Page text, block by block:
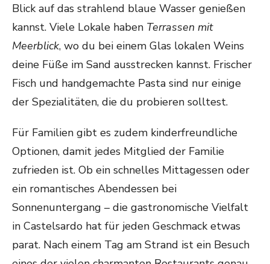
Blick auf das strahlend blaue Wasser genießen
kannst. Viele Lokale haben Terrassen mit
Meerblick, wo du bei einem Glas lokalen Weins
deine Füße im Sand ausstrecken kannst. Frischer
Fisch und handgemachte Pasta sind nur einige
der Spezialitäten, die du probieren solltest.
Für Familien gibt es zudem kinderfreundliche
Optionen, damit jedes Mitglied der Familie
zufrieden ist. Ob ein schnelles Mittagessen oder
ein romantisches Abendessen bei
Sonnenuntergang – die gastronomische Vielfalt
in Castelsardo hat für jeden Geschmack etwas
parat. Nach einem Tag am Strand ist ein Besuch